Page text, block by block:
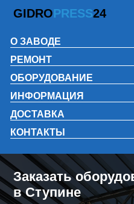
GIDROPRESS24
О ЗАВОДЕ
РЕМОНТ
ОБОРУДОВАНИЕ
ИНФОРМАЦИЯ
ДОСТАВКА
КОНТАКТЫ
Заказать
в Ступине